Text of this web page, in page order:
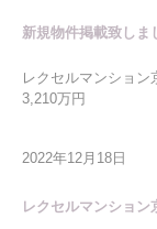
新規物件掲載致しま
レクセルマンショ
3,210万円
2022年12月18日
レクセルマンション